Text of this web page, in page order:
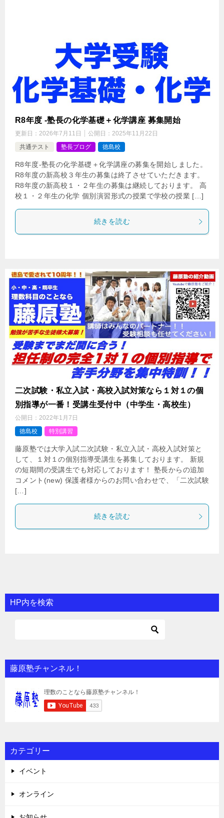
R8年度 -塾長の化学基礎＋化学講座 募集開始
更新日： 2026年7月11日 公開日： 2025年11月22日
共通テスト
塾長ブログ 徳島校
R8年度-塾長の化学基礎＋化学講座の募集を開始しました。
R8年度の新高校３年生の募集は終了させていただきます。
R8年度の新高校１・２年生の募集は継続しております。 高
校１・２年生の化学 個別演習形式の授業で学校の授業 […]
続きを読む
二次試験・私立入試・高校入試対策なら１対１の個
別指導が一番！受講生受付中（中学生・高校生）
公開日： 2022年1月7日
徳島校
特別講習
藤原塾では大学入試二次試験・私立入試・高校入試対策と
して、１対１の個別指導受講生を募集しております。 新規
の短期間の受講生でも対応しております！ 塾長からの追加
コメント(new) 保護者様からのお問い合わせで、「二次試験
[…]
続きを読む
HP内を検索
藤原塾チャンネル！
カテゴリー
イベント
オンライン